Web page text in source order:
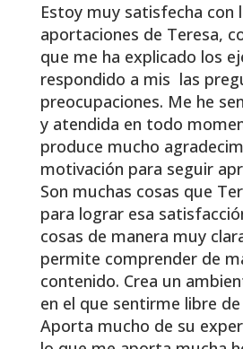
Estoy muy satisfecha con
aportaciones de Teresa,
que me ha explicado los
respondido a mis las
preocupaciones. Me he
y atendida en todo
produce mucho
motivación para seguir
Son muchas cosas que
para lograr esa
cosas de manera muy
permite comprender de
contenido. Crea un
en el que sentirme libre
Aporta mucho de su